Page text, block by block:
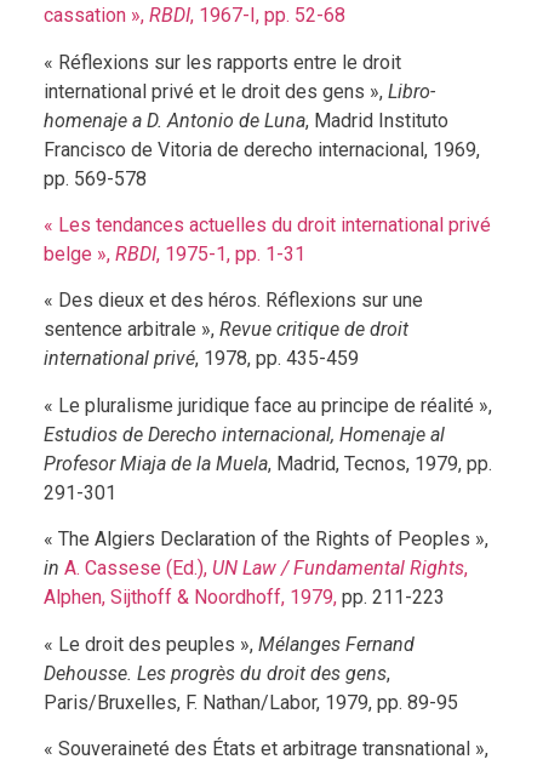
cassation », RBDI, 1967-I, pp. 52-68
« Réflexions sur les rapports entre le droit
international privé et le droit des gens », Libro-
homenaje a D. Antonio de Luna, Madrid Instituto
Francisco de Vitoria de derecho internacional, 1969,
pp. 569-578
« Les tendances actuelles du droit international privé
belge », RBDI, 1975-1, pp. 1-31
« Des dieux et des héros. Réflexions sur une
sentence arbitrale », Revue critique de droit
international privé, 1978, pp. 435-459
« Le pluralisme juridique face au principe de réalité »,
Estudios de Derecho internacional, Homenaje al
Profesor Miaja de la Muela, Madrid, Tecnos, 1979, pp.
291-301
« The Algiers Declaration of the Rights of Peoples »,
in A. Cassese (Ed.), UN Law / Fundamental Rights,
Alphen, Sijthoff & Noordhoff, 1979,pp. 211-223
« Le droit des peuples », Mélanges Fernand
Dehousse. Les progrès du droit des gens,
Paris/Bruxelles, F. Nathan/Labor, 1979, pp. 89-95
« Souveraineté des États et arbitrage transnational »,